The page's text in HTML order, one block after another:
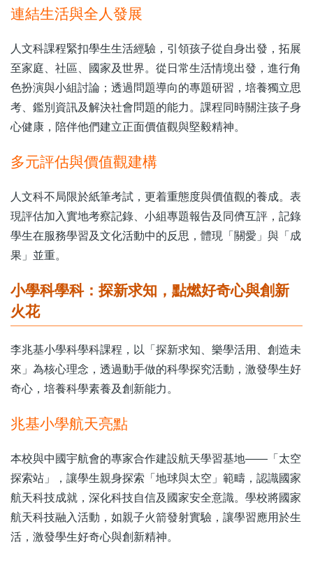
連結生活與全人發展
人文科課程緊扣學生生活經驗，引領孩子從自身出發，拓展
至家庭、社區、國家及世界。從日常生活情境出發，進行角
色扮演與小組討論；透過問題導向的專題研習，培養獨立思
考、鑑別資訊及解決社會問題的能力。課程同時關注孩子身
心健康，陪伴他們建立正面價值觀與堅毅精神。
多元評估與價值觀建構
人文科不局限於紙筆考試，更着重態度與價值觀的養成。表
現評估加入實地考察記錄、小組專題報告及同儕互評，記錄
學生在服務學習及文化活動中的反思，體現「關愛」與「成
果」並重。
小學科學科：探新求知，點燃好奇心與創新
火花
李兆基小學科學科課程，以「探新求知、樂學活用、創造未
來」為核心理念，透過動手做的科學探究活動，激發學生好
奇心，培養科學素養及創新能力。
兆基小學航天亮點
本校與中國宇航會的專家合作建設航天學習基地——「太空
探索站」，讓學生親身探索「地球與太空」範疇，認識國家
航天科技成就，深化科技自信及國家安全意識。學校將國家
航天科技融入活動，如親子火箭發射實驗，讓學習應用於生
活，激發學生好奇心與創新精神。